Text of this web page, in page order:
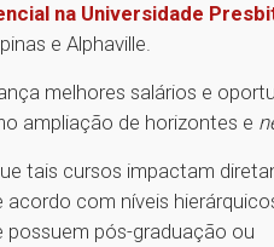
na Universidade
e Alphaville.
melhores salários e
ampliação de horizontes e
tais cursos impactam
com níveis
pós-graduação ou